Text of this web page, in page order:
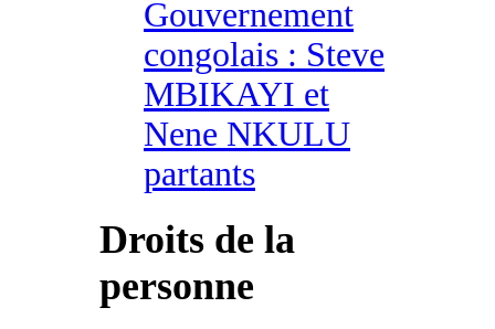
Gouvernement
congolais : Steve
MBIKAYI et
Nene NKULU
partants
Droits de la
personne